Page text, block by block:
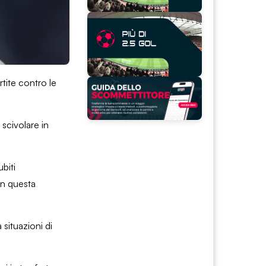
contro le
in
questa
situazioni di